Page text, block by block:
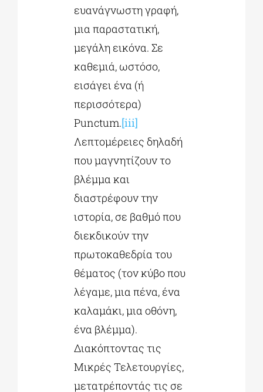
ευανάγνωστη γραφή,
μια παραστατική,
μεγάλη εικόνα. Σε
καθεμιά, ωστόσο,
εισάγει ένα (ή
περισσότερα)
Punctum.[iii]
Λεπτομέρειες δηλαδή
που μαγνητίζουν το
βλέμμα και
διαστρέφουν την
ιστορία, σε βαθμό που
διεκδικούν την
πρωτοκαθεδρία του
θέματος (τον κύβο που
λέγαμε, μια πένα, ένα
καλαμάκι, μια οθόνη,
ένα βλέμμα).
Διακόπτοντας τις
Μικρές Τελετουργίες,
μετατρέποντάς τις σε